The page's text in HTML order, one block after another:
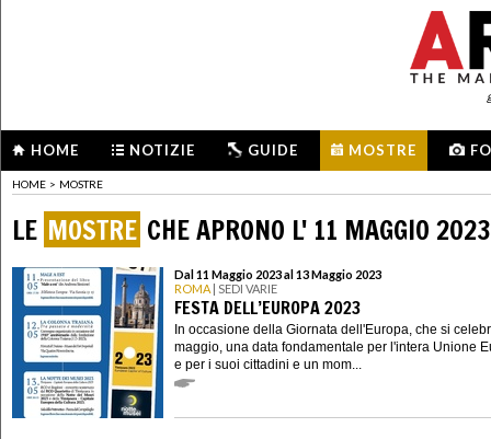
HOME NOTIZIE GUIDE MOSTRE
HOME > MOSTRE
LE MOSTRE CHE APRONO L' 11 MAGGIO 2023
Dal 11 Maggio 2023 al 13 Maggio 2023
ROMA | SEDI VARIE
FESTA DELL’EUROPA 2023
In occasione della Giornata dell'Europa, che si
maggio, una data fondamentale per l'intera Unione
e per i suoi cittadini e un mom...